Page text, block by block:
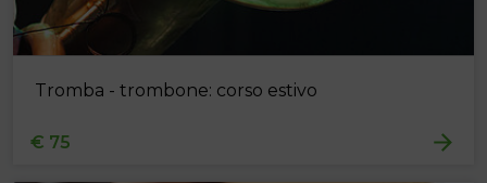
Tromba - trombone: corso estivo
€ 75